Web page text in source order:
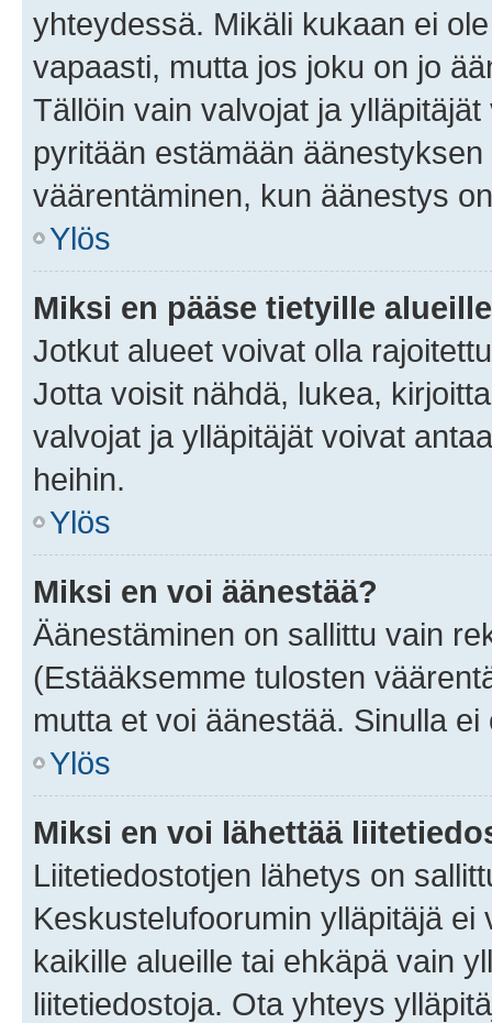
yhteydessä. Mikäli kukaan ei
vapaasti, mutta jos joku on jo
Tällöin vain valvojat ja
pyritään estämään
väärentäminen, kun äänestys
Ylös
Miksi en pääse tietyille
Jotkut alueet voivat olla
Jotta voisit nähdä, lukea,
valvojat ja ylläpitäjät voivat
heihin.
Ylös
Miksi en voi äänestää?
Äänestäminen on sallittu vain
(Estääksemme tulosten
mutta et voi äänestää. Sinulla
Ylös
Miksi en voi lähettää
Liitetiedostotjen lähetys on
Keskustelufoorumin ylläpitäjä
kaikille alueille tai ehkäpä vain
liitetiedostoja. Ota yhteys